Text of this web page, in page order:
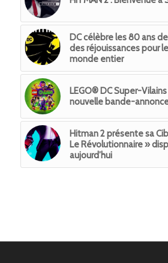
DC célèbre les 80 ans
des réjouissances pour
monde entier
LEGO® DC Super-
nouvelle bande-
Hitman 2 présente sa
Le Révolutionnaire »
aujourd’hui